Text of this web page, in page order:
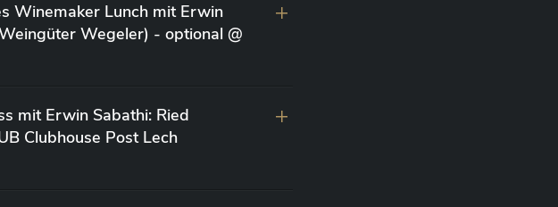
Winemaker Lunch mit Erwin
Wegeler) - optional @
mit Erwin Sabathi: Ried
Clubhouse Post Lech